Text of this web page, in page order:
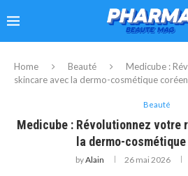
Home Beauté
Medicube :
skincare avec la dermo-cosmétique
Beauté
Medicube : Révolutionnez votre
la dermo-
byAlain 26 mai 2026